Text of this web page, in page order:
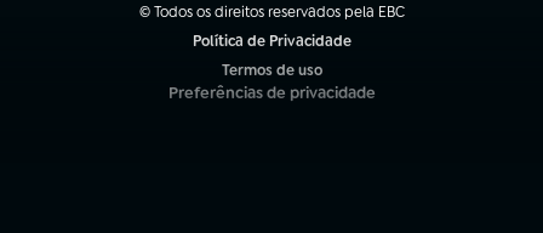
© Todos os direitos reservados pela EBC
Política de Privacidade
Termos de uso
(abre em nova aba)
Preferências de privacidade